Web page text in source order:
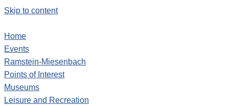
Skip to content
Home
Events
Ramstein-Miesenbach
Points of Interest
Museums
Leisure and Recreation